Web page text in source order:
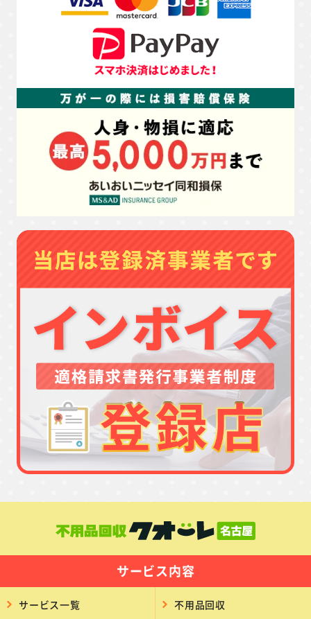
サービス内容
サービス一覧 不用品回収